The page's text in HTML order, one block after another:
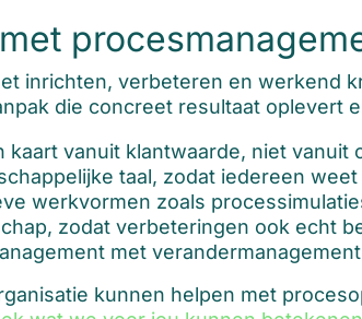
inrichten, verbeteren en werkend
die concreet resultaat oplevert
kaart vanuit klantwaarde, niet vanuit
taal, zodat iedereen
werkvormen zoals
zodat verbeteringen ook echt
met
kunnen helpen met